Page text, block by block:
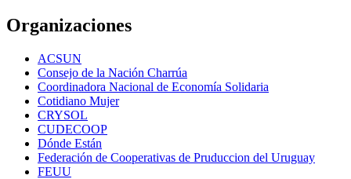
Organizaciones
ACSUN
Consejo de la Nación Charrúa
Coordinadora Nacional de Economía Solidaria
Cotidiano Mujer
CRYSOL
CUDECOOP
Dónde Están
Federación de Cooperativas de Pruduccion del Uruguay
FEUU